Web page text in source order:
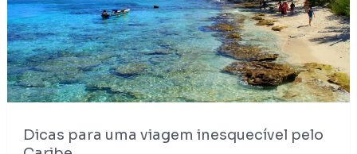
Dicas para uma viagem inesquecível pelo